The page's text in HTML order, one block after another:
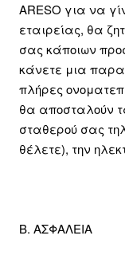
ARESO για να
εταιρείας, θα
σας κάποιων
κάνετε μια
πλήρες
θα αποσταλούν
σταθερού σας
θέλετε), την
Β. ΑΣΦΑΛΕΙΑ